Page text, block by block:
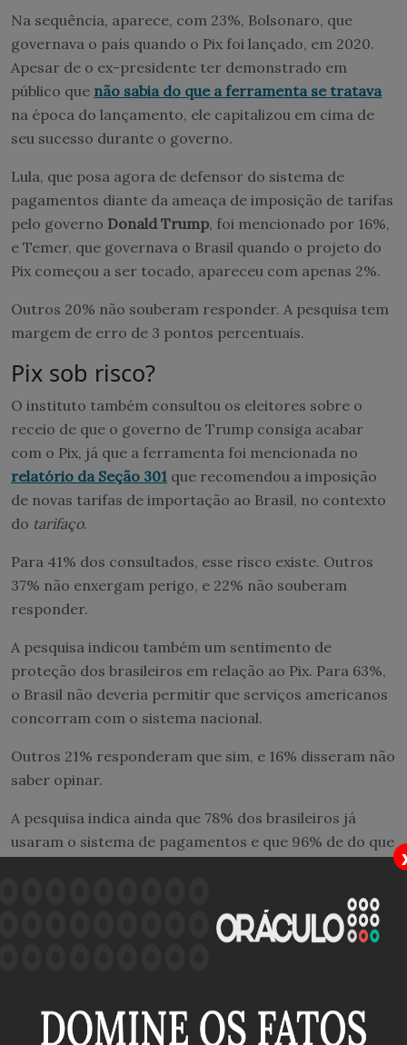
Na sequência, aparece, com 23%, Bolsonaro, que
governava o país quando o Pix foi lançado, em 2020.
Apesar de o ex-presidente ter demonstrado em
público que não sabia do que a ferramenta se tratava
na época do lançamento, ele capitalizou em cima de
seu sucesso durante o governo.
Lula, que posa agora de defensor do sistema de
pagamentos diante da ameaça de imposição de tarifas
pelo governo Donald Trump, foi mencionado por 16%,
e Temer, que governava o Brasil quando o projeto do
Pix começou a ser tocado, apareceu com apenas 2%.
Outros 20% não souberam responder. A pesquisa tem
margem de erro de 3 pontos percentuais.
Pix sob risco?
O instituto também consultou os eleitores sobre o
receio de que o governo de Trump consiga acabar
com o Pix, já que a ferramenta foi mencionada no
relatório da Seção 301 que recomendou a imposição
de novas tarifas de importação ao Brasil, no contexto
do tarifaço.
Para 41% dos consultados, esse risco existe. Outros
37% não enxergam perigo, e 22% não souberam
responder.
A pesquisa indicou também um sentimento de
proteção dos brasileiros em relação ao Pix. Para 63%,
o Brasil não deveria permitir que serviços americanos
concorram com o sistema nacional.
Outros 21% responderam que sim, e 16% disseram não
saber opinar.
A pesquisa indica ainda que 78% dos brasileiros já
usaram o sistema de pagamentos e que 96% de do que
A Realtime perguntou também como os eleitores
consultados se dividiram.